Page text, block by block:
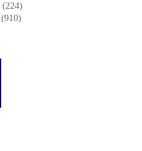
(224)
(910)